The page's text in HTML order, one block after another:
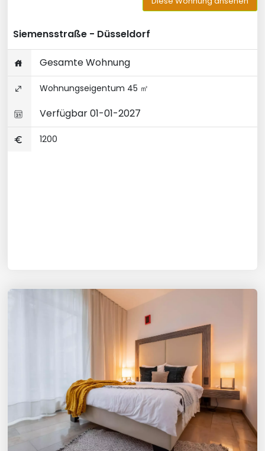
Siemensstraße - Düsseldorf
Gesamte Wohnung
Wohnungseigentum 45 ㎡
Verfügbar 01-01-2027
1200